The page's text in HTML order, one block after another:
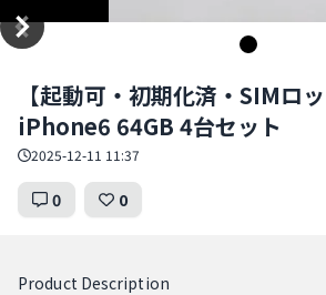
【起動可・初期化済・SIMロッ
iPhone6 64GB 4台セット
2025-12-11 11:37
0 0
Product Description